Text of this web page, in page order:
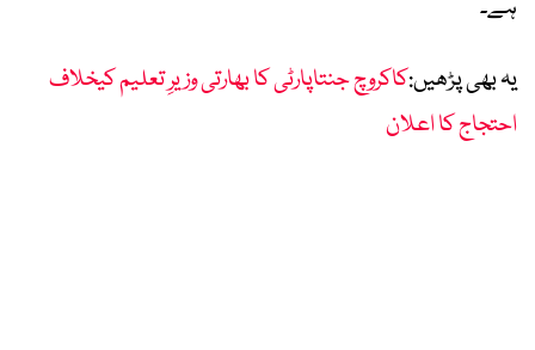
ہے۔
یہ بھی پڑھیں:کاکروچ جنتاپارٹی کا بھارتی وزیرِ تعلیم کیخلاف
احتجاج کا اعلان